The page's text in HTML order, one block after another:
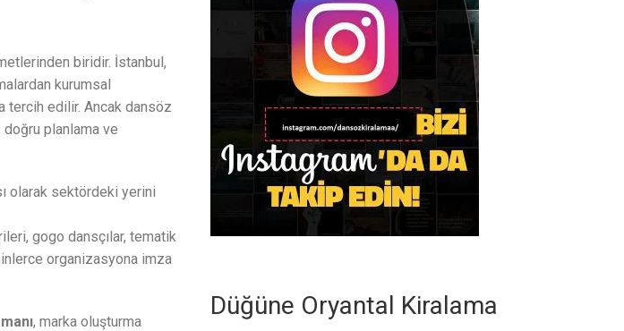
biridir. İstanbul,
kurumsal
tercih edilir. Ancak dansöz
planlama ve
olarak sektördeki yerini
gogo dansçılar, tematik
organizasyona imza
, marka oluşturma
Düğüne Oryantal Kiralama